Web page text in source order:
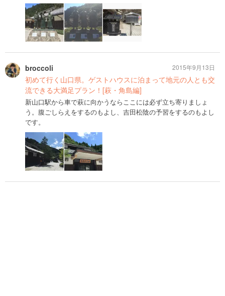
broccoli
初めて行く山口県。ゲストハウスに泊まって地元の人とも交
流できる大満足プラン！[萩・角島編]
新山口駅から車で萩に向かうならここには必ず立ち寄りましょ
う。腹ごしらえをするのもよし、吉田松陰の予習をするのもよし
です。
2015年9月13日